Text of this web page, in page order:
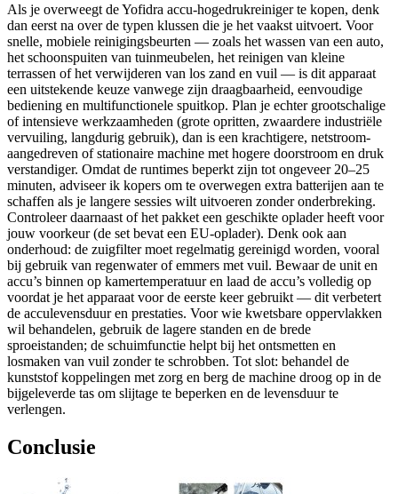
Als je overweegt de Yofidra accu-hogedrukreiniger te kopen, denk
dan eerst na over de typen klussen die je het vaakst uitvoert. Voor
snelle, mobiele reinigingsbeurten — zoals het wassen van een auto,
het schoonspuiten van tuinmeubelen, het reinigen van kleine
terrassen of het verwijderen van los zand en vuil — is dit apparaat
een uitstekende keuze vanwege zijn draagbaarheid, eenvoudige
bediening en multifunctionele spuitkop. Plan je echter grootschalige
of intensieve werkzaamheden (grote opritten, zwaardere industriële
vervuiling, langdurig gebruik), dan is een krachtigere, netstroom-
aangedreven of stationaire machine met hogere doorstroom en druk
verstandiger. Omdat de runtimes beperkt zijn tot ongeveer 20–25
minuten, adviseer ik kopers om te overwegen extra batterijen aan te
schaffen als je langere sessies wilt uitvoeren zonder onderbreking.
Controleer daarnaast of het pakket een geschikte oplader heeft voor
jouw voorkeur (de set bevat een EU-oplader). Denk ook aan
onderhoud: de zuigfilter moet regelmatig gereinigd worden, vooral
bij gebruik van regenwater of emmers met vuil. Bewaar de unit en
accu’s binnen op kamertemperatuur en laad de accu’s volledig op
voordat je het apparaat voor de eerste keer gebruikt — dit verbetert
de acculevensduur en prestaties. Voor wie kwetsbare oppervlakken
wil behandelen, gebruik de lagere standen en de brede
sproeistanden; de schuimfunctie helpt bij het ontsmetten en
losmaken van vuil zonder te schrobben. Tot slot: behandel de
kunststof koppelingen met zorg en berg de machine droog op in de
bijgeleverde tas om slijtage te beperken en de levensduur te
verlengen.
Conclusie